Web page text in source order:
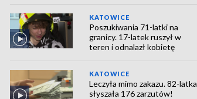
KATOWICE
Poszukiwania 71-latki na
granicy. 17-latek ruszył w
teren i odnalazł kobietę
KATOWICE
Leczyła mimo zakazu. 82-latka
słyszała 176 zarzutów!